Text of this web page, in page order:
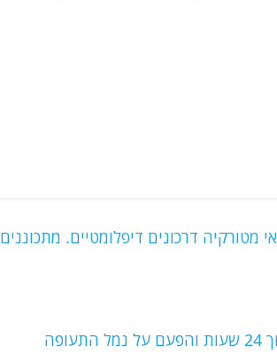
ביקשו בחשאי מטורקיה דרכונים דיפלומטיים. מתכוננים
ממשיכים להשמיד איומים בדרום סוריה: תקיפה ישראלית שניה בתוך 24 שעות והפעם על נמל התעופה